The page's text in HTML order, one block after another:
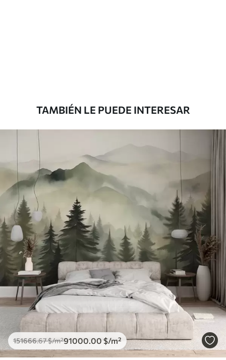
Vinilo Premium
199833.33119900.00$/m²
TAMBIÉN LE PUEDE INTERESAR
151666.67$/m²91000 .00 $/m²